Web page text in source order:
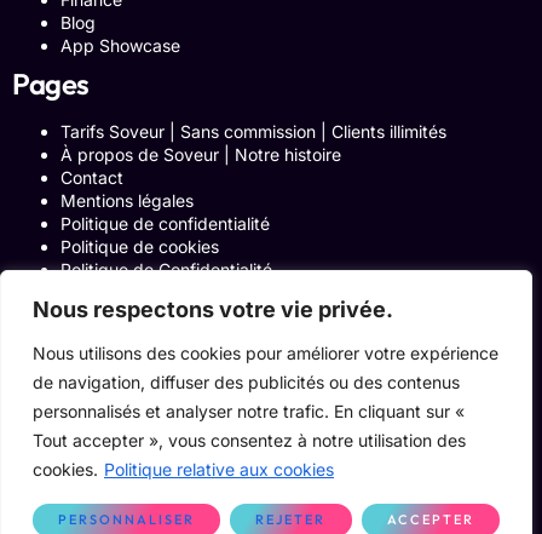
Nous respectons votre vie privée.
Nous utilisons des cookies pour améliorer votre expérience
de navigation, diffuser des publicités ou des contenus
personnalisés et analyser notre trafic. En cliquant sur «
Tout accepter », vous consentez à notre utilisation des
cookies. Politique relative aux cookies
PERSONNALISER REJETER ACCEPTER
Blog
App Showcase
Pages
Tarifs Soveur | Sans commission | Clients illimités
À propos de Soveur | Notre histoire
Contact
Mentions légales
Politique de confidentialité
Politique de cookies
Politique de Confidentialité
Blog
Programme Affiliation
Conditions générales d’utilisation
ACCUEIL
Onglets Zone Affilié
Le Blog
Devenir pro